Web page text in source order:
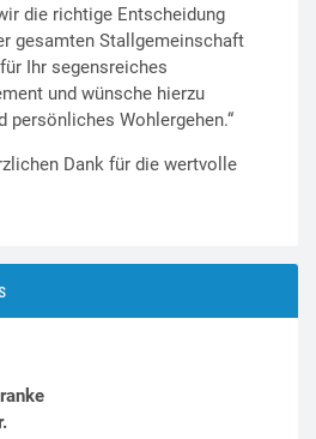
die richtige Entscheidung
gesamten Stallgemeinschaft
Ihr segensreiches
und wünsche hierzu
persönliches Wohlergehen.“
Dank für die wertvolle